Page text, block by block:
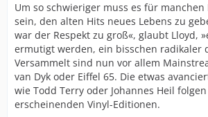
Um so schwieriger muss es für manchen
sein, den alten Hits neues Lebens zu
war der Respekt zu groß«, glaubt Lloyd,
ermutigt werden, ein bisschen radikaler
Versammelt sind nun vor allem
van Dyk oder Eiffel 65. Die etwas
wie Todd Terry oder Johannes Heil
erscheinenden Vinyl-Editionen.